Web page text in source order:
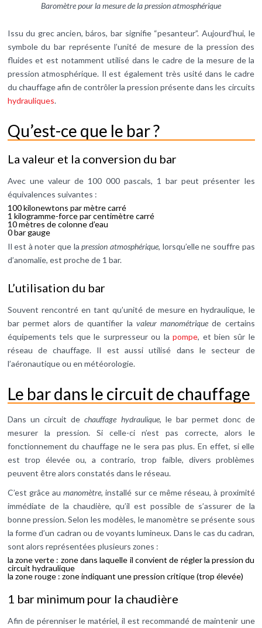
Baromètre pour la mesure de la pression atmosphérique
Issu du grec ancien, báros, bar signifie “pesanteur”. Aujourd’hui, le
symbole du bar représente l’unité de mesure de la pression des
fluides et est notamment utilisé dans le cadre de la mesure de la
pression atmosphérique. Il est également très usité dans le cadre
du chauffage afin de contrôler la pression présente dans les circuits
hydrauliques.
Qu’est-ce que le bar ?
La valeur et la conversion du bar
Avec une valeur de 100 000 pascals, 1 bar peut présenter les
équivalences suivantes :
100 kilonewtons par mètre carré
1 kilogramme-force par centimètre carré
10 mètres de colonne d’eau
0 bar gauge
Il est à noter que lapression atmosphérique, lorsqu’elle ne souffre pas
d’anomalie, est proche de 1 bar.
L’utilisation du bar
Souvent rencontré en tant qu’unité de mesure en hydraulique, le
bar permet alors de quantifier la valeur manométrique de certains
équipements tels que le surpresseur ou lapompe, et bien sûr le
réseau de chauffage. Il est aussi utilisé dans le secteur de
l’aéronautique ou en météorologie.
Le bar dans le circuit de chauffage
Dans un circuit dechauffage hydraulique, le bar permet donc de
mesurer la pression. Si celle-ci n’est pas correcte, alors le
fonctionnement du chauffage ne le sera pas plus. En effet, si elle
est trop élevée ou, a contrario, trop faible, divers problèmes
peuvent être alors constatés dans le réseau.
C’est grâce aumanomètre, installé sur ce même réseau, à proximité
immédiate de la chaudière, qu’il est possible de s’assurer de la
bonne pression. Selon les modèles, le manomètre se présente sous
la forme d’un cadran ou de voyants lumineux. Dans le cas du cadran,
sont alors représentées plusieurs zones :
la zone verte : zone dans laquelle il convient de régler la pression du
circuit hydraulique
la zone rouge : zone indiquant une pression critique (trop élevée)
1 bar minimum pour la chaudière
Afin de pérenniser le matériel, il est recommandé de maintenir une